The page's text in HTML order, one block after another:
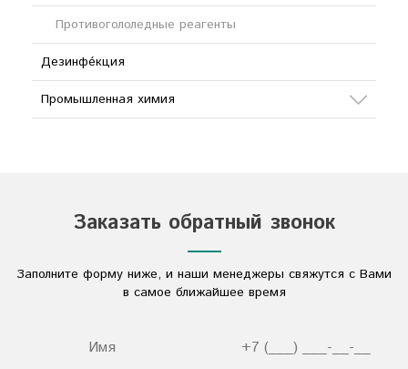
Противогололедные реагенты
Дезинфе́кция
Промышленная химия
Соли
Дезинфицирующие средства
Другое
Заказать обратный звонок
Заполните форму ниже, и наши менеджеры свяжутся с Вами
в самое ближайшее время